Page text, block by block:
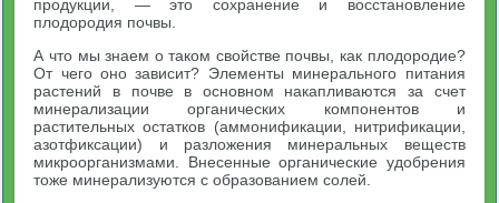
продукции, — это сохранение и восстановление
плодородия почвы.
А что мы знаем о таком свойстве почвы, как плодородие?
От чего оно зависит? Элементы минерального питания
растений в почве в основном накапливаются за счет
минерализации органических компонентов и
растительных остатков (аммонификации, нитрификации,
азотфиксации) и разложения минеральных веществ
микроорганизмами. Внесенные органические удобрения
тоже минерализуются с образованием солей.